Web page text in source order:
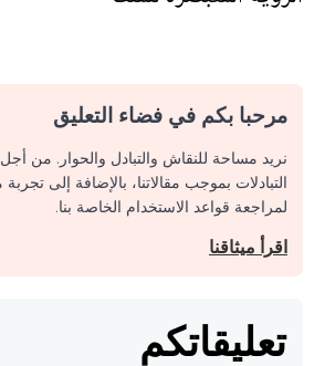
مرحبا بكم في فضاء التعليق
نريد مساحة للنقاش والتبادل والحوار. من
التبادلات بموجب مقالاتنا، بالإضافة إلى
لمراجعة قواعد الاستخدام الخاصة بنا.
اقرأ ميثاقنا
تعليقاتكم